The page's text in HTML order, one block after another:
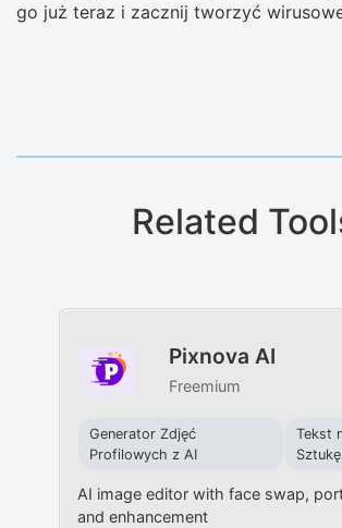
go już teraz i zacznij tworzyć
Related
Pixnova AI
Freemium
Generator Zdjęć
Profilowych z AI
Tekst
AI image editor with face swap,
and enhancement